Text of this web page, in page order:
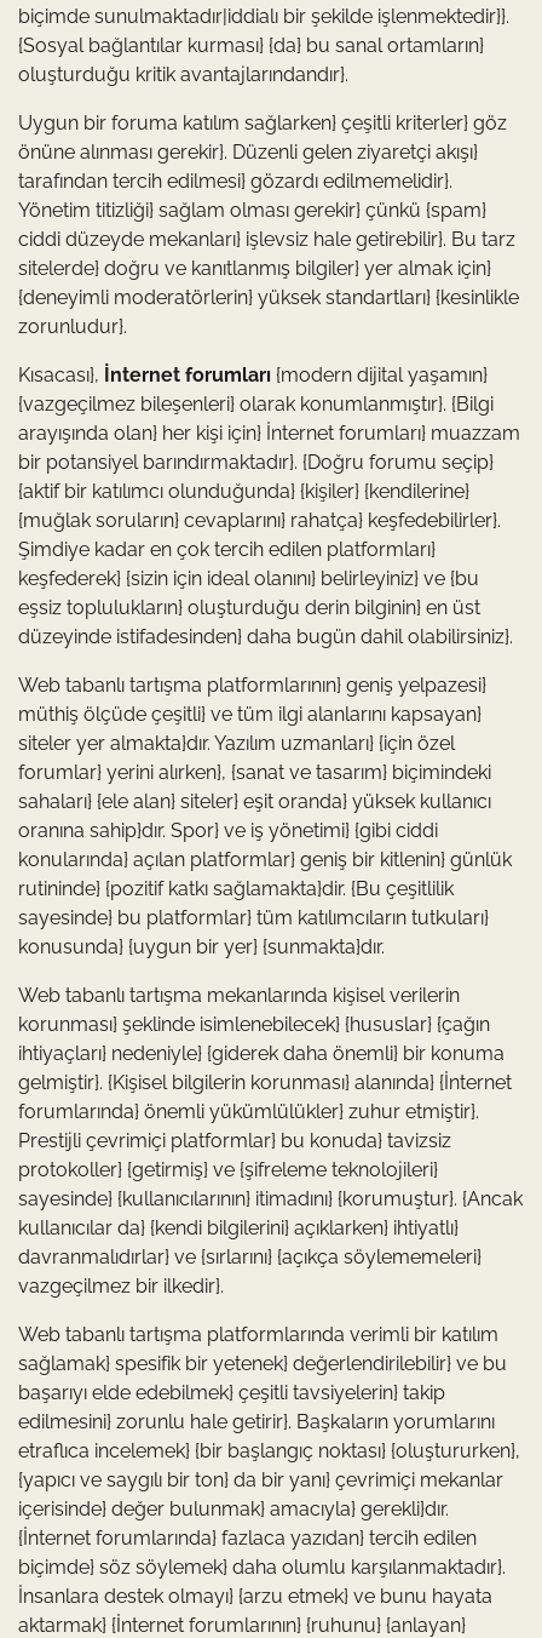
biçimde sunulmaktadır|iddialı bir şekilde işlenmektedir}}.
{Sosyal bağlantılar kurması} {da} bu sanal ortamların}
oluşturduğu kritik avantajlarındandır}.
Uygun bir foruma katılım sağlarken} çeşitli kriterler} göz
önüne alınması gerekir}. Düzenli gelen ziyaretçi akışı}
tarafından tercih edilmesi} gözardı edilmemelidir}.
Yönetim titizliği} sağlam olması gerekir} çünkü {spam}
ciddi düzeyde mekanları} işlevsiz hale getirebilir}. Bu tarz
sitelerde} doğru ve kanıtlanmış bilgiler} yer almak için}
{deneyimli moderatörlerin} yüksek standartları} {kesinlikle
zorunludur}.
Kısacası}, İnternet forumları {modern dijital yaşamın}
{vazgeçilmez bileşenleri} olarak konumlanmıştır}. {Bilgi
arayışında olan} her kişi için} İnternet forumları} muazzam
bir potansiyel barındırmaktadır}. {Doğru forumu seçip}
{aktif bir katılımcı olunduğunda} {kişiler} {kendilerine}
{muğlak soruların} cevaplarını} rahatça} keşfedebilirler}.
Şimdiye kadar en çok tercih edilen platformları}
keşfederek} {sizin için ideal olanını} belirleyiniz} ve {bu
eşsiz toplulukların} oluşturduğu derin bilginin} en üst
düzeyinde istifadesinden} daha bugün dahil olabilirsiniz}.
Web tabanlı tartışma platformlarının} geniş yelpazesi}
müthiş ölçüde çeşitli} ve tüm ilgi alanlarını kapsayan}
siteler yer almakta}dır. Yazılım uzmanları} {için özel
forumlar} yerini alırken}, {sanat ve tasarım} biçimindeki
sahaları} {ele alan} siteler} eşit oranda} yüksek kullanıcı
oranına sahip}dır. Spor} ve iş yönetimi} {gibi ciddi
konularında} açılan platformlar} geniş bir kitlenin} günlük
rutininde} {pozitif katkı sağlamakta}dir. {Bu çeşitlilik
sayesinde} bu platformlar} tüm katılımcıların tutkuları}
konusunda} {uygun bir yer} {sunmakta}dır.
Web tabanlı tartışma mekanlarında kişisel verilerin
korunması} şeklinde isimlenebilecek} {hususlar} {çağın
ihtiyaçları} nedeniyle} {giderek daha önemli} bir konuma
gelmiştir}. {Kişisel bilgilerin korunması} alanında} {İnternet
forumlarında} önemli yükümlülükler} zuhur etmiştir}.
Prestijli çevrimiçi platformlar} bu konuda} tavizsiz
protokoller} {getirmiş} ve {şifreleme teknolojileri}
sayesinde} {kullanıcılarının} itimadını} {korumuştur}. {Ancak
kullanıcılar da} {kendi bilgilerini} açıklarken} ihtiyatlı}
davranmalıdırlar} ve {sırlarını} {açıkça söylememeleri}
vazgeçilmez bir ilkedir}.
Web tabanlı tartışma platformlarında verimli bir katılım
sağlamak} spesifik bir yetenek} değerlendirilebilir} ve bu
başarıyı elde edebilmek} çeşitli tavsiyelerin} takip
edilmesini} zorunlu hale getirir}. Başkaların yorumlarını
etraflıca incelemek} {bir başlangıç noktası} {oluştururken},
{yapıcı ve saygılı bir ton} da bir yanı} çevrimiçi mekanlar
içerisinde} değer bulunmak} amacıyla} gerekli}dır.
{İnternet forumlarında} fazlaca yazıdan} tercih edilen
biçimde} söz söylemek} daha olumlu karşılanmaktadır}.
İnsanlara destek olmayı} {arzu etmek} ve bunu hayata
aktarmak} {İnternet forumlarının} {ruhunu} {anlayan}